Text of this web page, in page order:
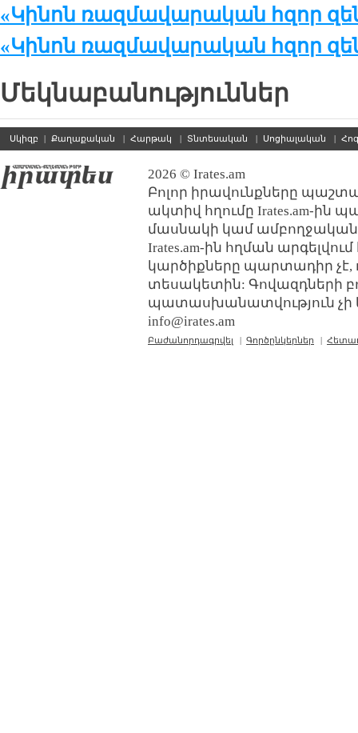
«Կինոն ռազմավարական հզոր
«Կինոն ռազմավարական հզոր
Մեկնաբանություններ
Սկիզբ | Քաղաքական | Հարթակ | Տնտեսական | Սոցիալական |
2026 © Irates.am
Բոլոր իրավունքները
ակտիվ հղումը Irates.am-ին
մասնակի կամ ամբողջական
Irates.am-ին հղման
կարծիքները պարտադիր չէ,
տեսակետին: Գովազդների
պատասխանատվություն չի
info@irates.am
Բաժանորդագրվել | Գործընկերներ |